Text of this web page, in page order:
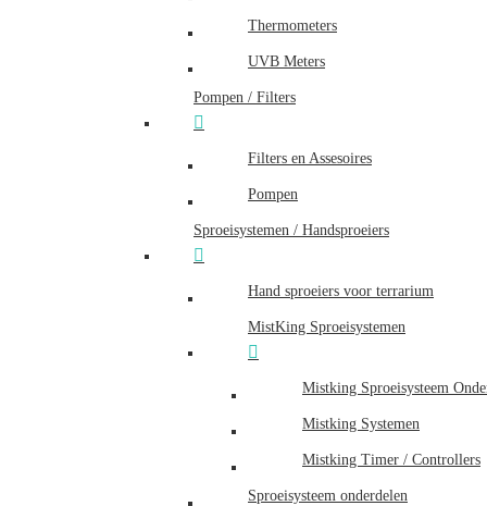
Thermometers
UVB Meters
Pompen / Filters
Filters en Assesoires
Pompen
Sproeisystemen / Handsproeiers
Hand sproeiers voor terrarium
MistKing Sproeisystemen
Mistking Sproeisysteem
Mistking Systemen
Mistking Timer / Controllers
Sproeisysteem onderdelen